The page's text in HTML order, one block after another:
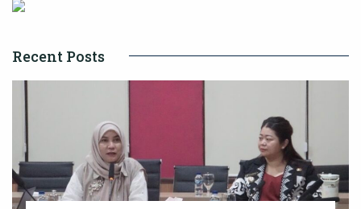
Recent Posts